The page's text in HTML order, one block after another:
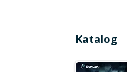
Katalog